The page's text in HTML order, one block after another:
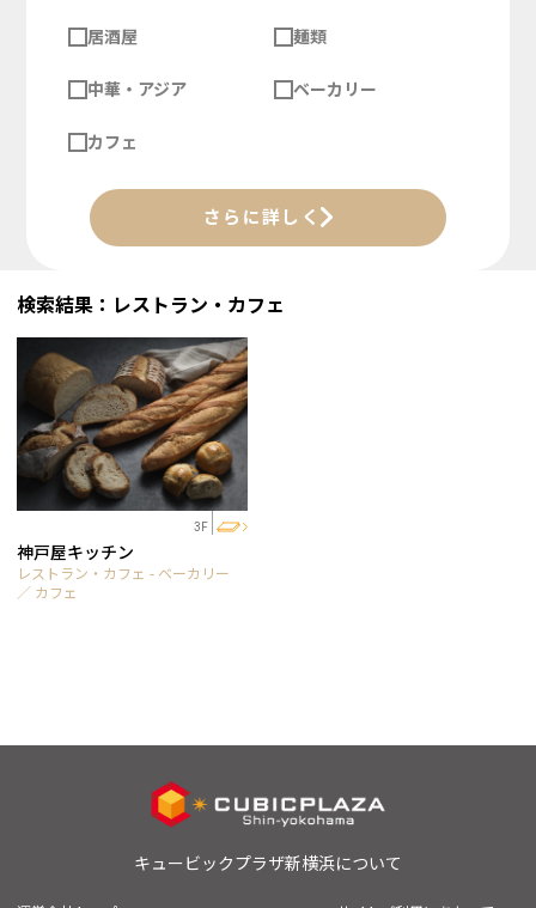
居酒屋 麺類
中華・アジア ベーカリー
カフェ
さらに詳しく
検索結果：レストラン・カフェ
3F
神戸屋キッチン
レストラン・カフェ - ベーカリー
／ カフェ
キュービックプラザ新横浜について